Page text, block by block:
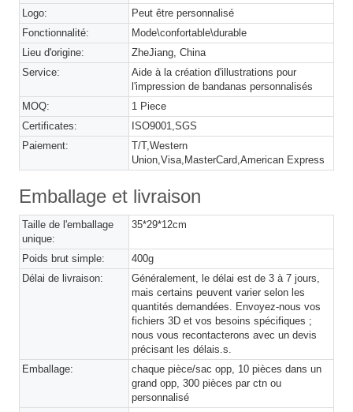
Logo:
Peut être personnalisé
Fonctionnalité:
Mode\confortable\durable
Lieu d'origine:
ZheJiang, China
Service:
Aide à la création d'illustrations pour
l'impression de bandanas personnalisés
MOQ:
1 Piece
Certificates:
ISO9001,SGS
Paiement:
T/T,Western
Union,Visa,MasterCard,American Express
Emballage et livraison
Taille de l'emballage
unique:
35*29*12cm
Poids brut simple:
400g
Délai de livraison:
Généralement, le délai est de 3 à 7 jours,
mais certains peuvent varier selon les
quantités demandées. Envoyez-nous vos
fichiers 3D et vos besoins spécifiques ;
nous vous recontacterons avec un devis
précisant les délais.s.
Emballage:
chaque pièce/sac opp, 10 pièces dans un
grand opp, 300 pièces par ctn ou
personnalisé